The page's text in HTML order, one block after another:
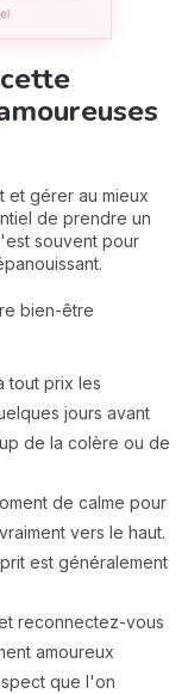
et gérer au mieux
de prendre un
souvent pour
bien-être
tout prix les
jours avant
de la colère ou de
de calme pour
vers le haut.
est généralement
reconnectez-vous
amoureux
que l'on